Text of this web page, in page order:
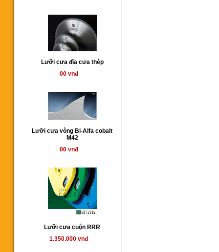
Lưỡi cưa đĩa cưa thép
00 vnđ
Lưỡi cưa vòng Bi-Alfa cobalt
M42
00 vnđ
Lưỡi cưa cuộn RRR
1.350.000 vnđ